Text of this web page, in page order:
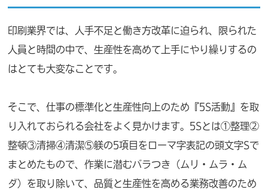
印刷業界では、人手不足と働き方改革に迫られ、限られた
人員と時間の中で、生産性を高めて上手にやり繰りするの
はとても大変なことです。
そこで、仕事の標準化と生産性向上のため『5S活動』を取
り入れておられる会社をよく見かけます。5Sとは①整理②
整頓③清掃④清潔⑤躾の5項目をローマ字表記の頭文字Sで
まとめたもので、作業に潜むバラつき（ムリ・ムラ・ム
ダ）を取り除いて、品質と生産性を高める業務改善のため